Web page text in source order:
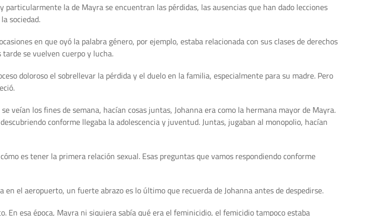
la de Mayra se encuentran las pérdidas, las ausencias que han dado lecciones
sociedad.
en que oyó la palabra género, por ejemplo, estaba relacionada con sus clases de derechos
se vuelven cuerpo y lucha.
doloroso el sobrellevar la pérdida y el duelo en la familia, especialmente para su madre. Pero
veían los fines de semana, hacían cosas juntas, Johanna era como la hermana mayor de Mayra.
conforme llegaba la adolescencia y juventud. Juntas, jugaban al monopolio, hacían
es tener la primera relación sexual. Esas preguntas que vamos respondiendo conforme
el aeropuerto, un fuerte abrazo es lo último que recuerda de Johanna antes de despedirse.
esa época, Mayra ni siquiera sabía qué era el feminicidio, el femicidio tampoco estaba